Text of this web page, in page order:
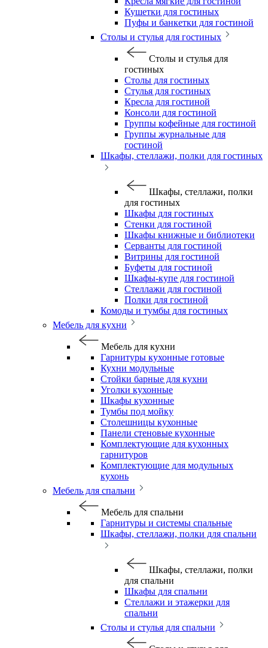
Кушетки для гостиных
Пуфы и банкетки для гостиной
Столы и стулья для гостиных
Столы и стулья для
гостиных
Столы для гостиных
Стулья для гостиных
Кресла для гостиной
Консоли для гостиной
Группы кофейные для гостиной
Группы журнальные для
гостиной
Шкафы, стеллажи, полки для гостиных
Шкафы, стеллажи, полки
для гостиных
Шкафы для гостиных
Стенки для гостиной
Шкафы книжные и библиотеки
Серванты для гостиной
Витрины для гостиной
Буфеты для гостиной
Шкафы-купе для гостиной
Стеллажи для гостиной
Полки для гостиной
Комоды и тумбы для гостиных
Мебель для кухни
Мебель для кухни
Гарнитуры кухонные готовые
Кухни модульные
Стойки барные для кухни
Уголки кухонные
Шкафы кухонные
Тумбы под мойку
Столешницы кухонные
Панели стеновые кухонные
Комплектующие для кухонных
гарнитуров
Комплектующие для модульных
кухонь
Мебель для спальни
Мебель для спальни
Гарнитуры и системы спальные
Шкафы, стеллажи, полки для спальни
Шкафы, стеллажи, полки
для спальни
Шкафы для спальни
Стеллажи и этажерки для
спальни
Столы и стулья для спальни